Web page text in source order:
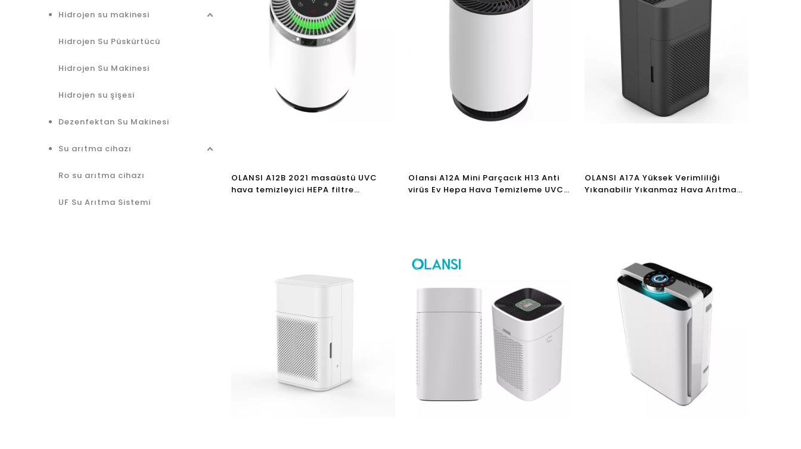
Hidrojen su makinesi
Hidrojen Su Püskürtücü
Hidrojen Su Makinesi
Hidrojen su şişesi
Dezenfektan Su Makinesi
Su arıtma cihazı
Ro su arıtma cihazı
UF Su Arıtma Sistemi
OLANSI A12B 2021 masaüstü UVC
hava temizleyici HEPA filtre
Olansi A12A Mini Parçacık H13 Anti
virüs Ev Hepa Hava Temizleme UVC
OLANSI A17A Yüksek Verimliliği
Yıkanabilir Yıkanmaz Hava Arıtma